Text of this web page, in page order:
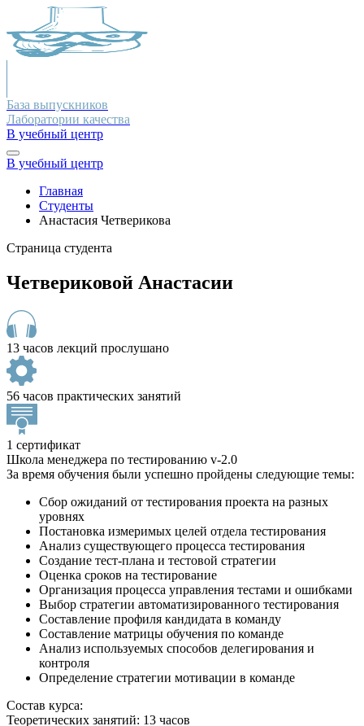
База выпускников
Лаборатории качества
В учебный центр
В учебный центр
Главная
Студенты
Анастасия Четверикова
Страница студента
Четвериковой Анастасии
13 часов лекций прослушано
56 часов практических занятий
1 сертификат
Школа менеджера по тестированию v-2.0
За время обучения были успешно пройдены следующие темы:
Сбор ожиданий от тестирования проекта на разных
уровнях
Постановка измеримых целей отдела тестирования
Анализ существующего процесса тестирования
Создание тест-плана и тестовой стратегии
Оценка сроков на тестирование
Организация процесса управления тестами и ошибками
Выбор стратегии автоматизированного тестирования
Составление профиля кандидата в команду
Составление матрицы обучения по команде
Анализ используемых способов делегирования и
контроля
Определение стратегии мотивации в команде
Состав курса:
Теоретических занятий: 13 часов